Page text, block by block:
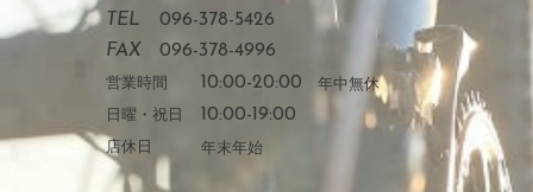
TEL
096-378-5426
FAX
096-378-4996
営業時間 10:00-20:00 年中無休
日曜・祝日
10:00-19:00
店休日 年末年始